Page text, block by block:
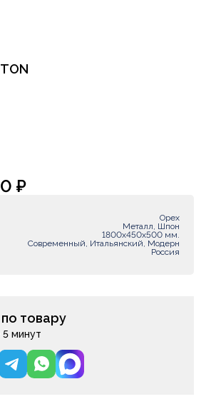
₽
Орех
Металл, Шпон
1800х450х500 мм.
Современный, Итальянский, Модерн
Россия
товару
минут